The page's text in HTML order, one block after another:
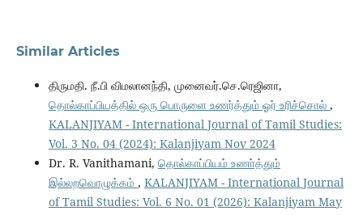
Similar Articles
திருமதி. நீ.பி விமலானந்தி, முனைவர்.செ.ரெஜினா,
தொல்காப்பியத்தில் ஒரு பொருளை உணர்த்தும் ஓர் உரிச்சொல் ,
KALANJIYAM - International Journal of Tamil Studies:
Vol. 3 No. 04 (2024): Kalanjiyam Nov 2024
Dr. R. Vanithamani, தொல்காப்பியம் உணா்த்தும்
இல்லறவொழுக்கம் , KALANJIYAM - International Journal
of Tamil Studies: Vol. 6 No. 01 (2026): Kalanjiyam May